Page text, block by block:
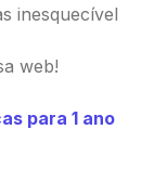
inesquecível
web!
para 1 ano